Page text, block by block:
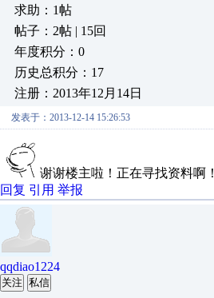
求助：1帖
帖子：2帖 | 15回
年度积分：0
历史总积分：17
注册：2013年12月14日
发表于：2013-12-14 15:26:53
谢谢楼主啦！正在寻找资料啊！
回复 引用 举报
qqdiao1224
关注 私信